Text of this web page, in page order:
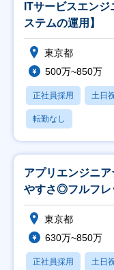
ITサービスエン
ステムの運用】
東京都
500万~850万
正社員採用 土日
転勤なし
アプリエンジニ
やすさ◎フルフレ
東京都
630万~850万
正社員採用 土日